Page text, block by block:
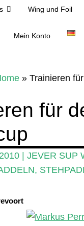
Wing und Foil
Mein Konto
» Trainieren
für
| JEVER SUP
,